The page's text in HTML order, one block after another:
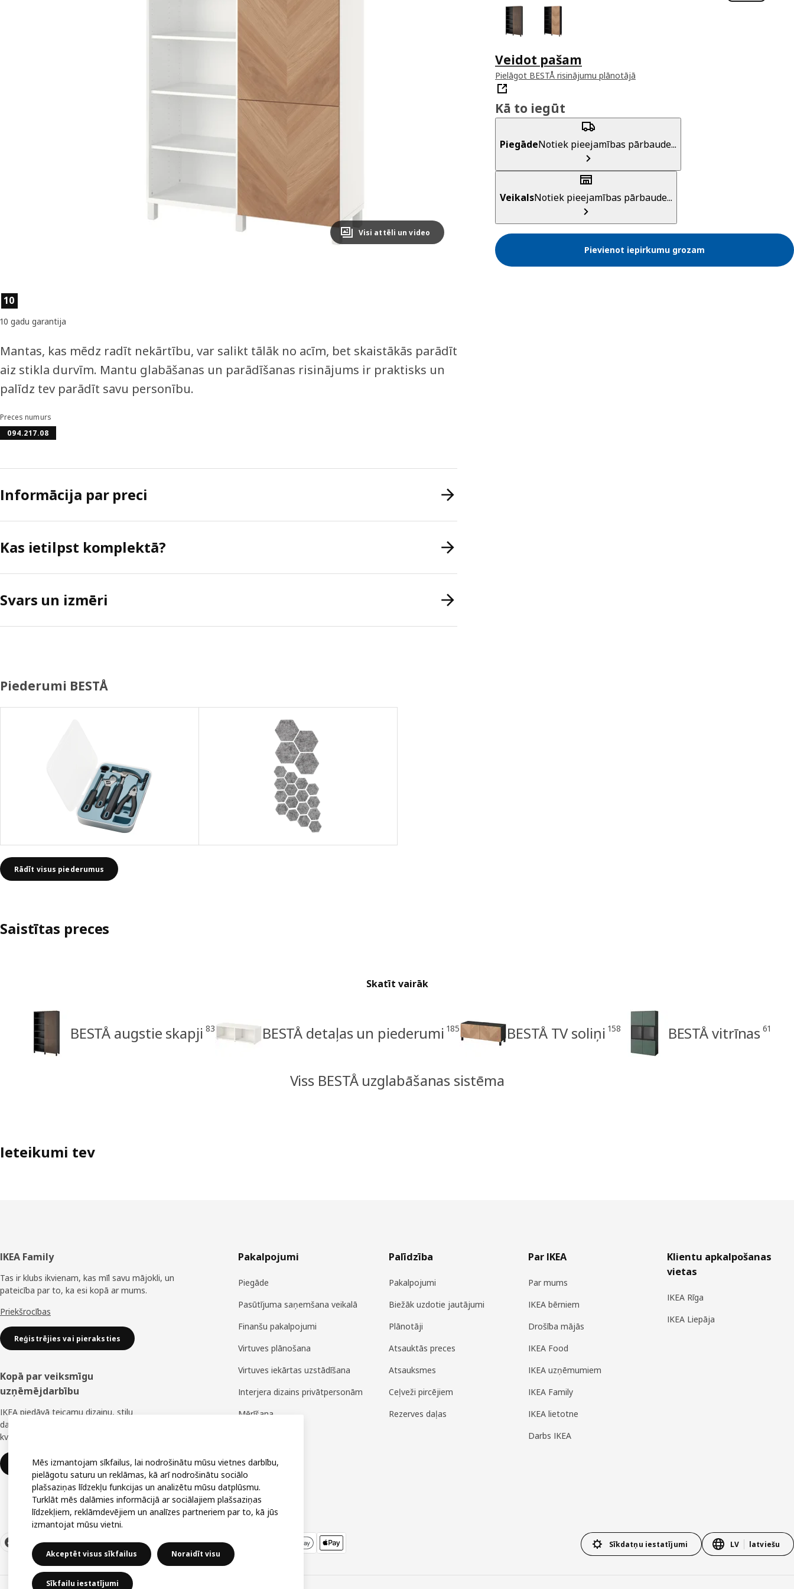
Visi attēli un video
Veidot pašam
Pielāgot BESTÅ risinājumu plānotājā
Kā to iegūt
PiegādeNotiek pieejamības pārbaude...
VeikalsNotiek pieejamības pārbaude...
Pievienot iepirkumu grozam
Preces īpašības
10
10 gadu garantija
Mantas, kas mēdz radīt nekārtību, var salikt tālāk no acīm, bet skaistākās parādīt
aiz stikla durvīm. Mantu glabāšanas un parādīšanas risinājums ir praktisks un
palīdz tev parādīt savu personību.
Preces numurs
094.217.08
Informācija par preci
Kas ietilpst komplektā?
Svars un izmēri
Piederumi BESTÅ
Rādīt visus piederumus
Saistītas preces
Skatīt vairāk
BESTÅ augstie skapji 83 BESTÅ detaļas un piederumi 185 BESTÅ TV soliņi 158 BESTÅ vitrīnas 61
Viss BESTÅ uzglabāšanas sistēma
Ieteikumi tev
Kājene
IKEA Family
Tas ir klubs ikvienam, kas mīl savu mājokli, un
pateicība par to, ka esi kopā ar mums.
Priekšrocības
Reģistrējies vai pieraksties
Kopā par veiksmīgu
uzņēmējdarbību
IKEA piedāvā teicamu dizainu, stilu
daudzveidību, lielisku cenu un uzticamu
kvalitāti.
IKEA uzņēmumiem
Pakalpojumi
Piegāde
Pasūtījuma saņemšana veikalā
Finanšu pakalpojumi
Virtuves plānošana
Virtuves iekārtas uzstādīšana
Interjera dizains privātpersonām
Mērīšana
Palīdzība
Pakalpojumi
Biežāk uzdotie jautājumi
Plānotāji
Atsauktās preces
Atsauksmes
Ceļveži pircējiem
Rezerves daļas
Par IKEA
Par mums
IKEA bērniem
Drošība mājās
IKEA Food
IKEA uzņēmumiem
IKEA Family
IKEA lietotne
Darbs IKEA
Klientu apkalpošanas
vietas
IKEA Rīga
IKEA Liepāja
Sīkdatņu iestatījumi LV latviešu
Mēs izmantojam sīkfailus, lai nodrošinātu mūsu vietnes darbību,
pielāgotu saturu un reklāmas, kā arī nodrošinātu sociālo
plašsaziņas līdzekļu funkcijas un analizētu mūsu datplūsmu.
Turklāt mēs dalāmies informācijā ar sociālajiem plašsaziņas
līdzekļiem, reklāmdevējiem un analīzes partneriem par to, kā jūs
izmantojat mūsu vietni.
Akceptēt visus sīkfailus Noraidīt visu
Sīkfailu iestatījumi